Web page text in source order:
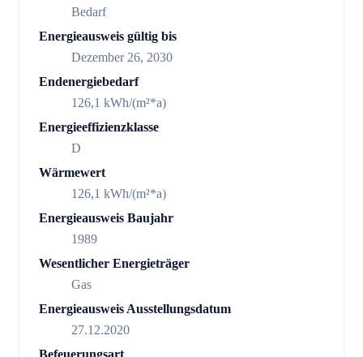
Bedarf
Energieausweis gültig bis
Dezember 26, 2030
Endenergiebedarf
126,1 kWh/(m²*a)
Energieeffizienzklasse
D
Wärmewert
126,1 kWh/(m²*a)
Energieausweis Baujahr
1989
Wesentlicher Energieträger
Gas
Energieausweis Ausstellungsdatum
27.12.2020